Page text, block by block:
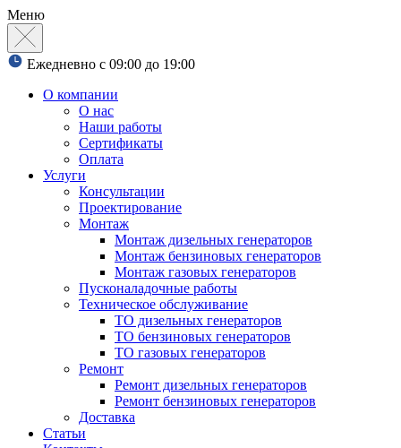
Меню
Ежедневно с 09:00 до 19:00
О компании
О нас
Наши работы
Сертификаты
Оплата
Услуги
Консультации
Проектирование
Монтаж
Монтаж дизельных генераторов
Монтаж бензиновых генераторов
Монтаж газовых генераторов
Пусконаладочные работы
Техническое обслуживание
ТО дизельных генераторов
ТО бензиновых генераторов
ТО газовых генераторов
Ремонт
Ремонт дизельных генераторов
Ремонт бензиновых генераторов
Доставка
Статьи